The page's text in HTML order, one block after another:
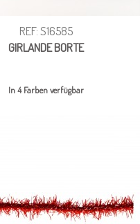
REF: S16585
GIRLANDE BORTE
In 4 Farben verfügbar